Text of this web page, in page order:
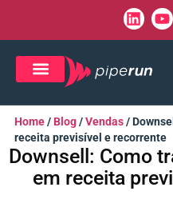
Home/ Blog/Vendas/
receita previsível e recorrente
Downsell: Como
em receita